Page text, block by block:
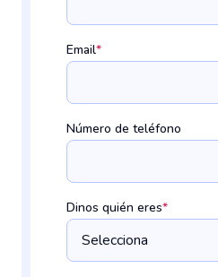
Email*
Número de teléfono
Dinos quién eres*